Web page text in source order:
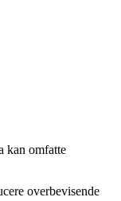
kan omfatte
overbevisende